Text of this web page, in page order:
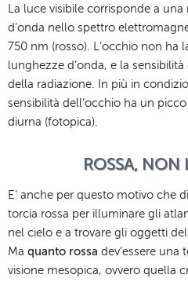
La luce visibile corrisponde a
d’onda nello spettro
750 nm (rosso). L’occhio non ha
lunghezze d’onda, e la
della radiazione. In più in
sensibilità dell’occhio ha un
diurna (fotopica).
ROSSA,
E’ anche per questo motivo che
torcia rossa per illuminare gli
nel cielo e a trovare gli oggetti
Ma quanto rossa dev’essere una
visione mesopica, ovvero quella